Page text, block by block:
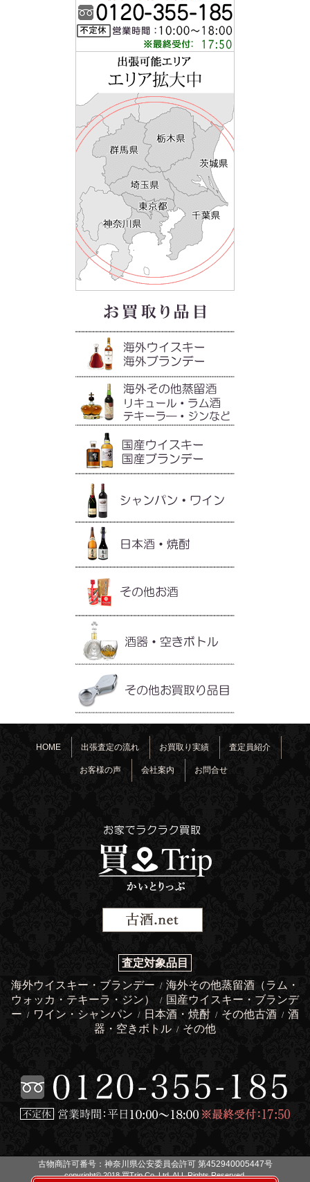
HOME 出張査定の流れ お買取り実績 査定員紹介
お客様の声 会社案内 お問合せ
査定対象品目
海外ウイスキー・ブランデー / 海外その他蒸留酒（ラム・
ウォッカ・テキーラ・ジン）
/ 国産ウイスキー・ブランデ
ー / ワイン・シャンパン / 日本酒・焼酎 / その他古酒 / 酒
器・空きボトル / その他
古物商許可番号：神奈川県公安委員会許可 第452940005447号
copyright© 2018 買Trip Co.,Ltd. ALL Rights Reserved.